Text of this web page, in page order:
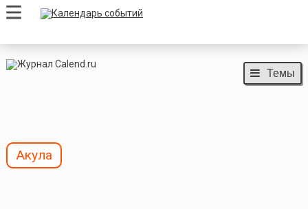
Темы
Акула